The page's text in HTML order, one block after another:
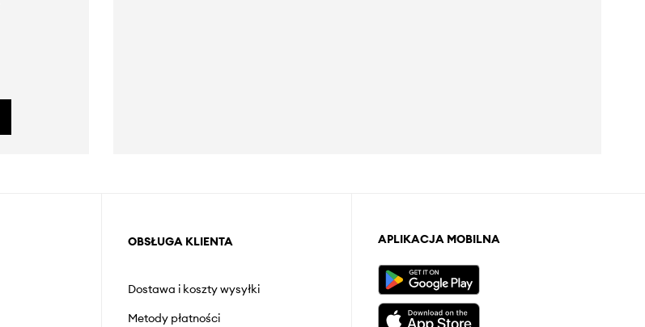
OBSŁUGA KLIENTA
Dostawa i koszty wysyłki
Metody płatności
APLIKACJA MOBILNA